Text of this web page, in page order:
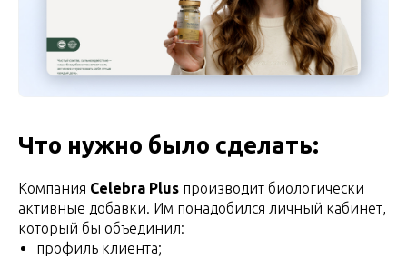
Что нужно было сделать:
Компания Celebra Plus производит биологически
активные добавки. Им понадобился личный кабинет,
который бы объединил:
профиль клиента;